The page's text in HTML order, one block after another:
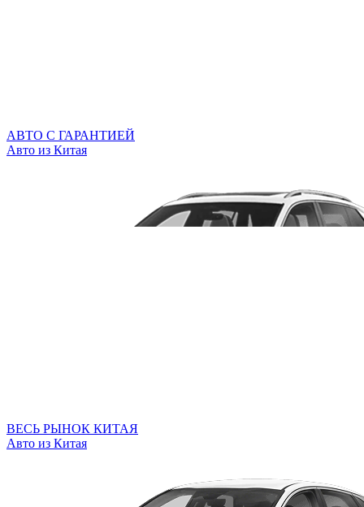
АВТО С ГАРАНТИЕЙ
Авто из Китая
ВЕСЬ РЫНОК КИТАЯ
Авто из Китая